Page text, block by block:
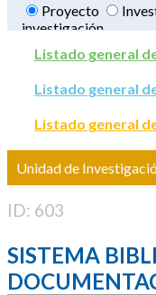
Proyecto
investigación
Listado general
Listado general
Listado general
Unidad de
ID: 603
SISTEMA